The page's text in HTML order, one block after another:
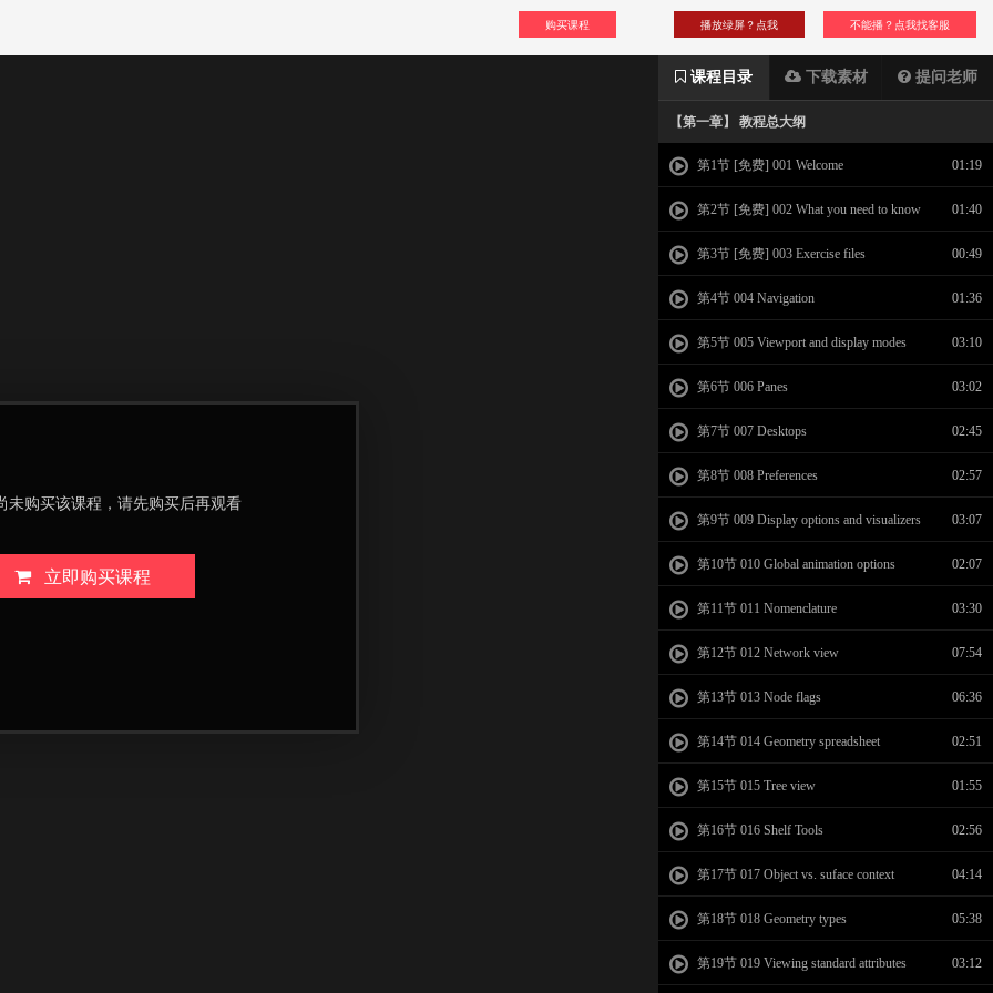
购买课程 不能播？点我找客服
播放绿屏？点我
课程目录 下载素材 提问老师
【第一章】 教程总大纲
第1节 [免费] 001 Welcome 01:19
第2节 [免费] 002 What you need to know 01:40
第3节 [免费] 003 Exercise files 00:49
第4节 004 Navigation 01:36
第5节 005 Viewport and display modes 03:10
第6节 006 Panes 03:02
第7节 007 Desktops 02:45
第8节 008 Preferences 02:57
第9节 009 Display options and visualizers 03:07
第10节 010 Global animation options 02:07
第11节 011 Nomenclature 03:30
第12节 012 Network view 07:54
第13节 013 Node flags 06:36
第14节 014 Geometry spreadsheet 02:51
第15节 015 Tree view 01:55
第16节 016 Shelf Tools 02:56
第17节 017 Object vs. suface context 04:14
第18节 018 Geometry types 05:38
第19节 019 Viewing standard attributes 03:12
未购买该课程，请先购买后再观看
立即购买课程